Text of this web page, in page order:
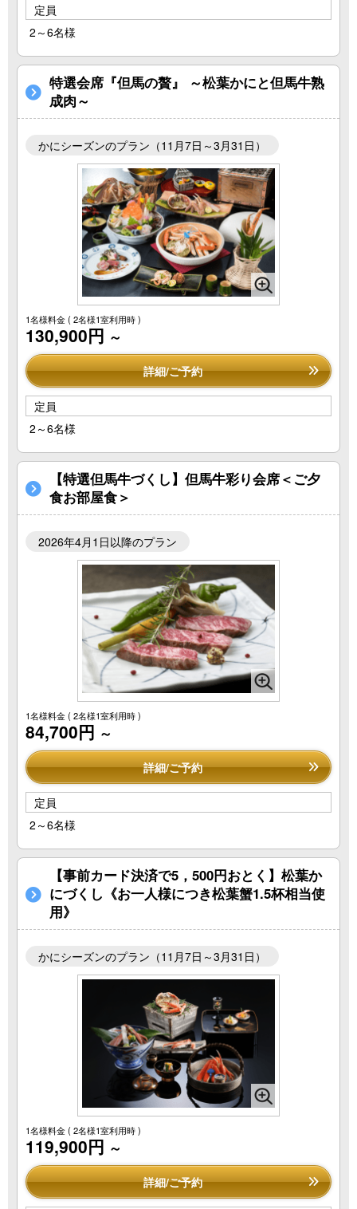
定員
2～6名様
特選会席『但馬の贅』 ～松葉かにと但馬牛熟
成肉～
かにシーズンのプラン（11月7日～3月31日）
1名様料金( 2名様1室利用時 )
130,900円 ～
詳細/ご予約
定員
2～6名様
【特選但馬牛づくし】但馬牛彩り会席＜ご夕
食お部屋食＞
2026年4月1日以降のプラン
1名様料金( 2名様1室利用時 )
84,700円 ～
詳細/ご予約
定員
2～6名様
【事前カード決済で5，500円おとく】松葉か
にづくし《お一人様につき松葉蟹1.5杯相当使
用》
かにシーズンのプラン（11月7日～3月31日）
1名様料金( 2名様1室利用時 )
119,900円 ～
詳細/ご予約